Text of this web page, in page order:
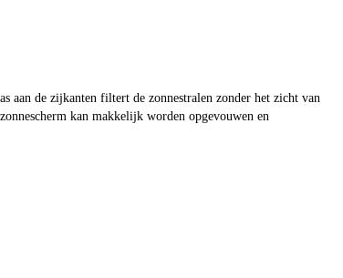
aan de zijkanten filtert de zonnestralen zonder het zicht van
kan makkelijk worden opgevouwen en